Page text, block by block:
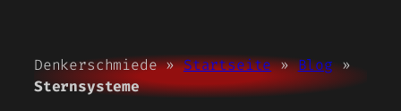
Denkerschmiede »Startseite»Blog»
Sternsysteme